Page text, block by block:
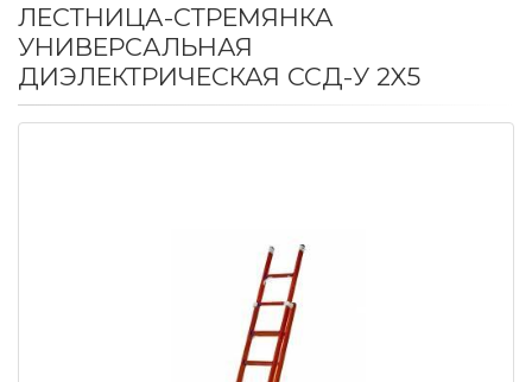
ЛЕСТНИЦА-СТРЕМЯНКА
УНИВЕРСАЛЬНАЯ
ДИЭЛЕКТРИЧЕСКАЯ ССД-У 2X5